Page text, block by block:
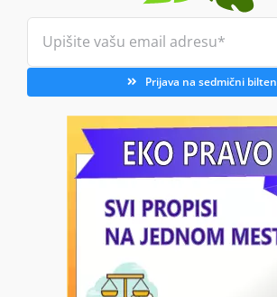
Prijava na sedmični bilten